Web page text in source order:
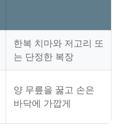
한복 치마와 저고리 또
는 단정한 복장
양 무릎을 꿇고 손은
바닥에 가깝게